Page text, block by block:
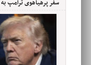
سفر پرهیاهوی ترامپ